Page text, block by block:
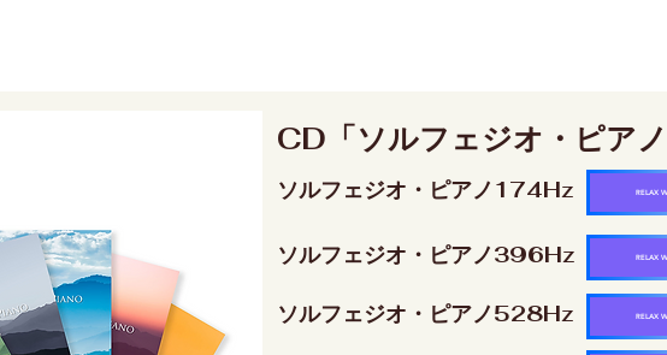
CD「ソルフェジオ・ピア
ソルフェジオ・ピアノ174Hz RELAX
ソルフェジオ・ピアノ396Hz RELAX
ソルフェジオ・ピアノ528Hz RELAX